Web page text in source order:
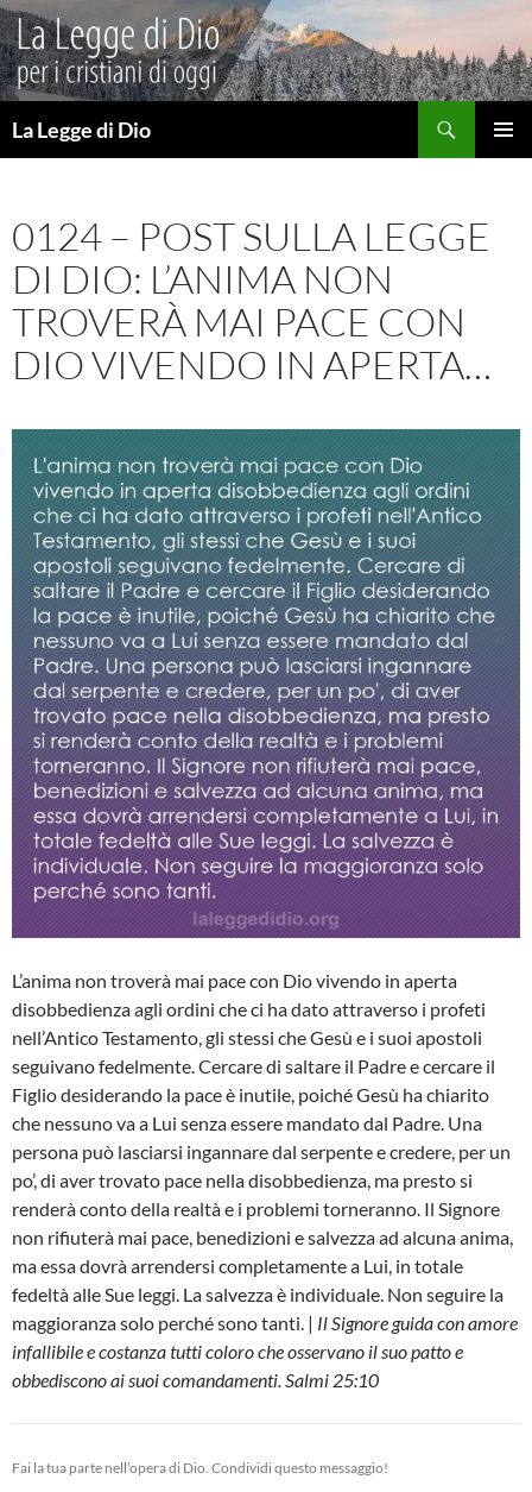
Vai
al
contenuto
La Legge di Dio
0124 – POST SULLA LEGGE
DI DIO: L’ANIMA NON
TROVERÀ MAI PACE CON
DIO VIVENDO IN APERTA…
L’anima non troverà mai pace con Dio vivendo in aperta
disobbedienza agli ordini che ci ha dato attraverso i profeti
nell’Antico Testamento, gli stessi che Gesù e i suoi apostoli
seguivano fedelmente. Cercare di saltare il Padre e cercare il
Figlio desiderando la pace è inutile, poiché Gesù ha chiarito
che nessuno va a Lui senza essere mandato dal Padre. Una
persona può lasciarsi ingannare dal serpente e credere, per un
po’, di aver trovato pace nella disobbedienza, ma presto si
renderà conto della realtà e i problemi torneranno. Il Signore
non rifiuterà mai pace, benedizioni e salvezza ad alcuna anima,
ma essa dovrà arrendersi completamente a Lui, in totale
fedeltà alle Sue leggi. La salvezza è individuale. Non seguire la
maggioranza solo perché sono tanti. | Il Signore guida con amore
infallibile e costanza tutti coloro che osservano il suo patto e
obbediscono ai suoi comandamenti. Salmi 25:10
Fai la tua parte nell’opera di Dio. Condividi questo messaggio!